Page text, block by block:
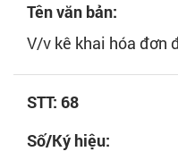
Tên văn bản:
V/v kê khai hóa đơn
STT: 68
Số/Ký hiệu: